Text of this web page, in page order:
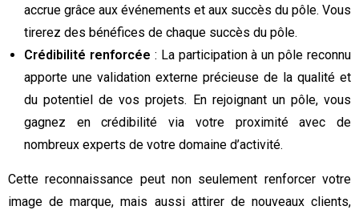
accrue grâce aux événements et aux succès du pôle. Vous
tirerez des bénéfices de chaque succès du pôle.
Crédibilité renforcée : La participation à un pôle reconnu
apporte une validation externe précieuse de la qualité et
du potentiel de vos projets. En rejoignant un pôle, vous
gagnez en crédibilité via votre proximité avec de
nombreux experts de votre domaine d’activité.
Cette reconnaissance peut non seulement renforcer votre
image de marque, mais aussi attirer de nouveaux clients,